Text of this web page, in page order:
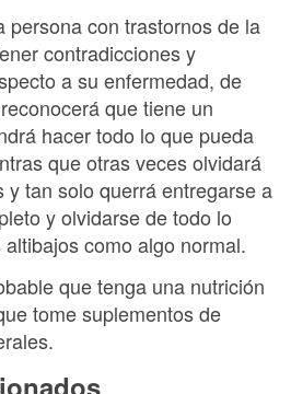
persona con trastornos de la
contradicciones y
a su enfermedad, de
que tiene un
hacer todo lo que pueda
que otras veces olvidará
y tan solo querrá entregarse a
y olvidarse de todo lo
como algo normal.
que tenga una nutrición
tome suplementos de